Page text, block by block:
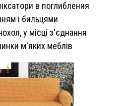
в поглиблення
і бильцями
у місці з'єднання
м'яких меблів